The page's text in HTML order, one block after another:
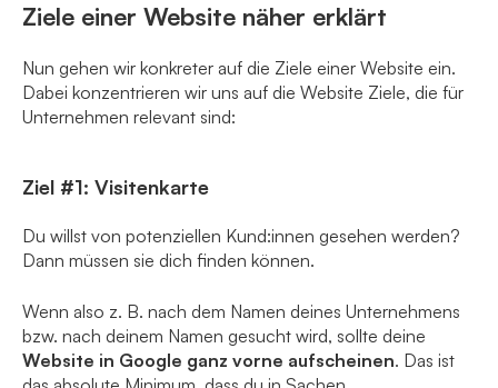
Ziele einer Website näher erklärt
Nun gehen wir konkreter auf die Ziele einer Website ein.
Dabei konzentrieren wir uns auf die Website Ziele, die für
Unternehmen relevant sind:
Ziel #1: Visitenkarte
Du willst von potenziellen Kund:innen gesehen werden?
Dann müssen sie dich finden können.
Wenn also z. B. nach dem Namen deines Unternehmens
bzw. nach deinem Namen gesucht wird, sollte deine
Website in Google ganz vorne aufscheinen. Das ist